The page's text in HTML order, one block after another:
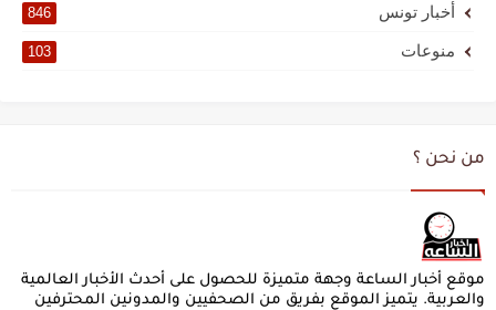
أخبار تونس 846
منوعات 103
من نحن ؟
موقع أخبار الساعة وجهة متميزة للحصول على أحدث الأخبار العالمية
والعربية. يتميز الموقع بفريق من الصحفيين والمدونين المحترفين